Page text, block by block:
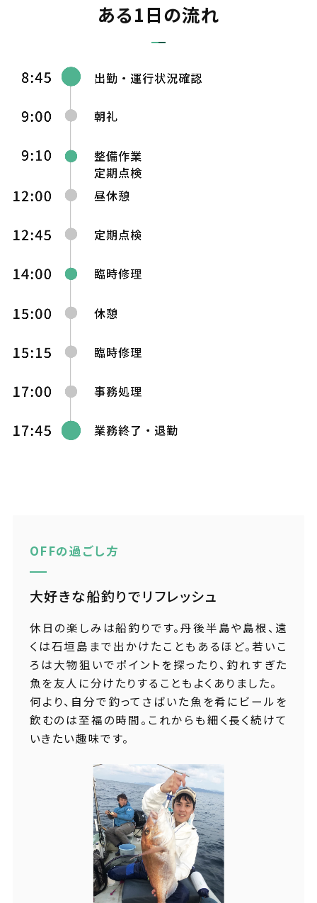
ある1日の流れ
OFFの過ごし方
大好きな船釣りでリフレッシュ
休日の楽しみは船釣りです。丹後半島や島根、遠
くは石垣島まで出かけたこともあるほど。若いこ
ろは大物狙いでポイントを探ったり、釣れすぎた
魚を友人に分けたりすることもよくありました。
何より、自分で釣ってさばいた魚を肴にビールを
飲むのは至福の時間。これからも細く長く続けて
いきたい趣味です。